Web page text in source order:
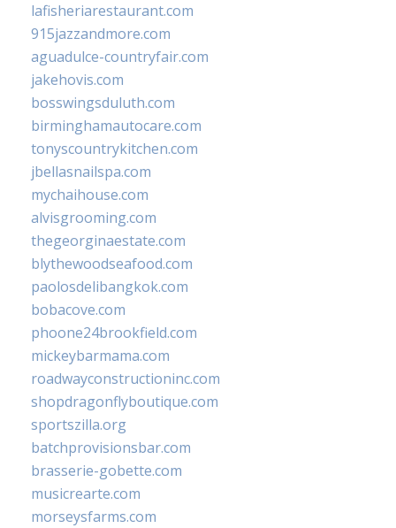
lafisheriarestaurant.com
915jazzandmore.com
aguadulce-countryfair.com
jakehovis.com
bosswingsduluth.com
birminghamautocare.com
tonyscountrykitchen.com
jbellasnailspa.com
mychaihouse.com
alvisgrooming.com
thegeorginaestate.com
blythewoodseafood.com
paolosdelibangkok.com
bobacove.com
phoone24brookfield.com
mickeybarmama.com
roadwayconstructioninc.com
shopdragonflyboutique.com
sportszilla.org
batchprovisionsbar.com
brasserie-gobette.com
musicrearte.com
morseysfarms.com